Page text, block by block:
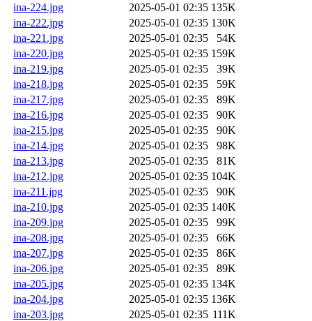
ina-224.jpg
2025-05-01 02:35 135K
ina-222.jpg
2025-05-01 02:35 130K
ina-221.jpg
2025-05-01 02:35
54K
ina-220.jpg
2025-05-01 02:35 159K
ina-219.jpg
2025-05-01 02:35
39K
ina-218.jpg
2025-05-01 02:35
59K
ina-217.jpg
2025-05-01 02:35
89K
ina-216.jpg
2025-05-01 02:35
90K
ina-215.jpg
2025-05-01 02:35
90K
ina-214.jpg
2025-05-01 02:35
98K
ina-213.jpg
2025-05-01 02:35
81K
ina-212.jpg
2025-05-01 02:35 104K
ina-211.jpg
2025-05-01 02:35
90K
ina-210.jpg
2025-05-01 02:35 140K
ina-209.jpg
2025-05-01 02:35
99K
ina-208.jpg
2025-05-01 02:35
66K
ina-207.jpg
2025-05-01 02:35
86K
ina-206.jpg
2025-05-01 02:35
89K
ina-205.jpg
2025-05-01 02:35 134K
ina-204.jpg
2025-05-01 02:35 136K
ina-203.jpg
2025-05-01 02:35 111K